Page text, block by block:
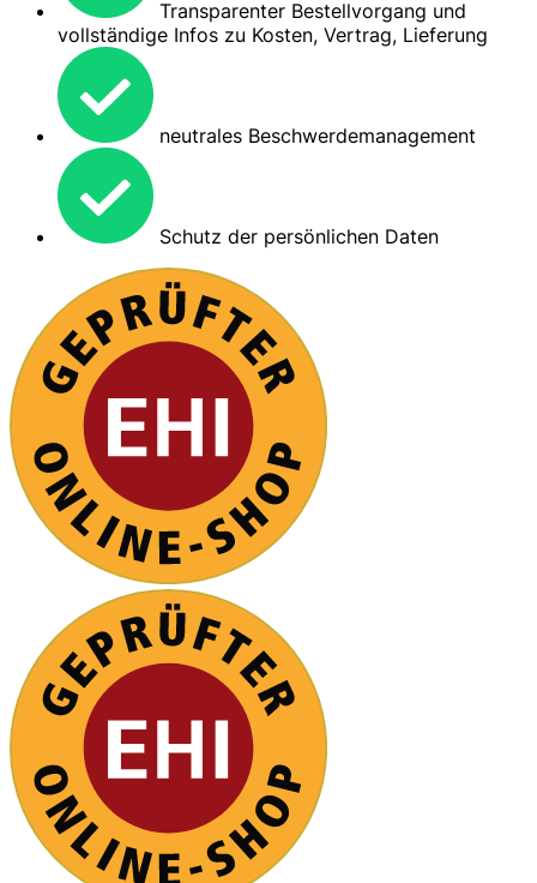
Transparenter Bestellvorgang und
vollständige Infos zu Kosten, Vertrag, Lieferung
neutrales Beschwerdemanagement
Schutz der persönlichen Daten